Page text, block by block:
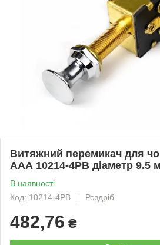
Витяжний перемикач для
ААА 10214-4PB діаметр 9.5
В наявності
Код: 10214-4PB
Роздріб
482,76 ₴